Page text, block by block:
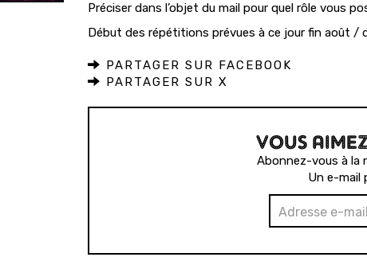
Préciser dans l’objet du mail pour quel rôle vous
Début des répétitions prévues à ce jour fin août /
PARTAGER SUR FACEBOOK
PARTAGER SUR X
VOUS
Abonnez-vous à la
Un e-mail